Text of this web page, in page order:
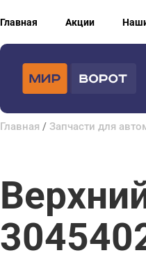
Главная Акции
Главная / Запчасти для